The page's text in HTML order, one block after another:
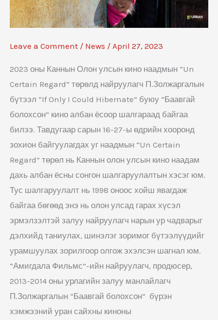
Leave a Comment / News / April 27, 2023
2023 оны Каннын Олон улсын кино наадмын “Un
Certain Regard” төрөлд найруулагч П.Золжаргалын
бүтээл “If Only I Could Hibernate” буюу “Баавгай
болохсон” кино албан ёсоор шалгараад байгаа
билээ. Тавдугаар сарын 16-27-ы өдрийн хооронд
зохион байгуулагдах уг наадмын “Un Certain
Regard” төрөл нь Каннын олон улсын кино наадам
дахь албан ёсны сонгон шалгаруулалтын хэсэг юм.
Тус шалгаруулалт нь 1998 оноос хойш явагдаж
байгаа бөгөөд энэ нь олон улсад гарах хүсэл
эрмэлзэлтэй залуу найруулагч нарын ур чадварыг
дэлхийд таниулах, шинэлэг зоримог бүтээлүүдийг
урамшуулах зорилгоор олгож эхэлсэн шагнал юм.
“Амигдала Фильмс”-ийн найруулагч, продюсер,
2013-2014 оны урлагийн залуу манлайлагч
П.Золжаргалын “Баавгай болохсон” бүрэн
хэмжээний уран сайхны киноны
манлайлагч,
Кино
П.Золжаргалын
“Баавгай
болохсон”
кино
Каннын
кино
наадамд
шалгарлаа.